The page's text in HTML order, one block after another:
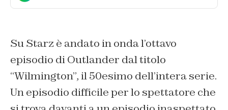
Su Starz è andato in onda l’ottavo
episodio di Outlander dal titolo
“Wilmington”, il 50esimo dell’intera serie.
Un episodio difficile per lo spettatore che